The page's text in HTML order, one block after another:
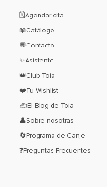
🗓️Agendar cita
📖Catálogo
💬Contacto
✨Asistente
👑Club Toia
❤️Tu Wishlist
✍El Blog de Toia
👤Sobre nosotras
🔄Programa de Canje
❓Preguntas Frecuentes